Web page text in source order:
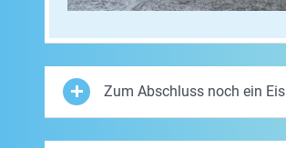
Zum Abschluss noch ein Eis